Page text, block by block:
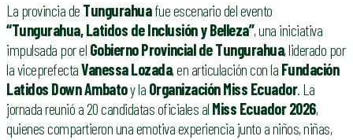
La provincia de Tungurahuafue escenario del evento
“Tungurahua, Latidos de Inclusión y Belleza”, una iniciativa
impulsada por el Gobierno Provincial de Tungurahua, liderado por
la viceprefectaVanessa Lozada, en articulación con la Fundación
Latidos Down Ambatoy la Organización Miss Ecuador. La
jornada reunió a 20 candidatas oficiales al Miss Ecuador 2026,
quienes compartieron una emotiva experiencia junto a niños, niñas,